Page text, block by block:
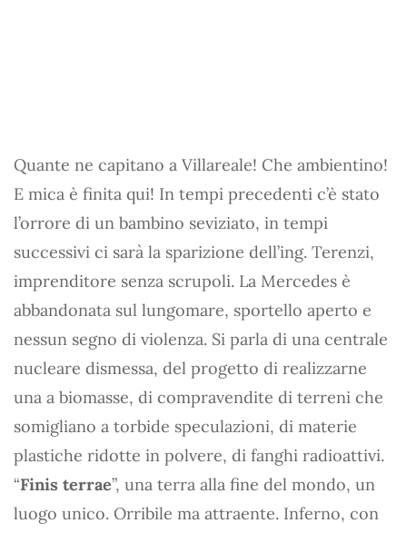
Quante ne capitano a Villareale! Che ambientino!
E mica è finita qui! In tempi precedenti c’è stato
l’orrore di un bambino seviziato, in tempi
successivi ci sarà la sparizione dell’ing. Terenzi,
imprenditore senza scrupoli. La Mercedes è
abbandonata sul lungomare, sportello aperto e
nessun segno di violenza. Si parla di una centrale
nucleare dismessa, del progetto di realizzarne
una a biomasse, di compravendite di terreni che
somigliano a torbide speculazioni, di materie
plastiche ridotte in polvere, di fanghi radioattivi.
“Finis terrae”, una terra alla fine del mondo, un
luogo unico. Orribile ma attraente. Inferno, con